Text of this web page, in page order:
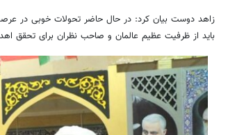
زاهد دوست بیان کرد: در حال حاضر تحولات خوبی در
باید از ظرفیت عظیم عالمان و صاحب نظران برای تحقق